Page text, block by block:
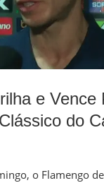
e Vence
do
o Flamengo